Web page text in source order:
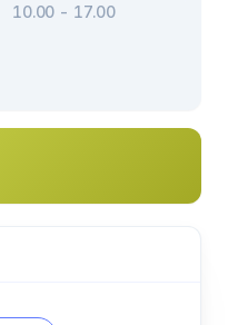
10.00 - 17.00